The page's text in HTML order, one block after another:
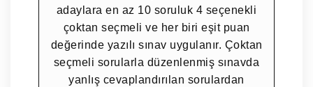
adaylara en az 10 soruluk 4 seçenekli
çoktan seçmeli ve her biri eşit puan
değerinde yazılı sınav uygulanır. Çoktan
seçmeli sorularla düzenlenmiş sınavda
yanlış cevaplandırılan sorulardan